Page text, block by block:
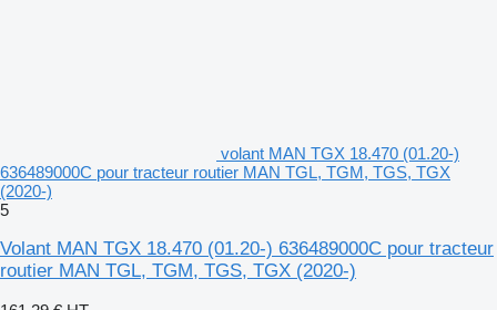
volant MAN TGX 18.470 (01.20-)
636489000C pour tracteur routier MAN TGL, TGM, TGS, TGX
(2020-)
5
Volant MAN TGX 18.470 (01.20-) 636489000C pour tracteur
routier MAN TGL, TGM, TGS, TGX (2020-)